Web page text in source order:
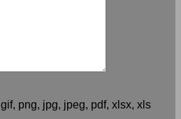
gif, png, jpg, jpeg, pdf, xlsx, xls